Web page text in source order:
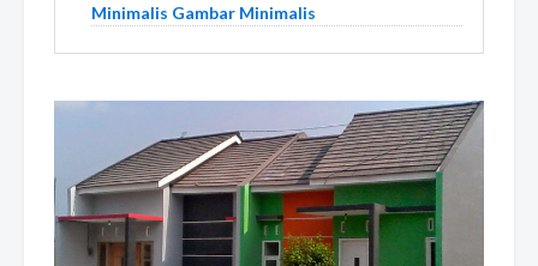
Minimalis Gambar Minimalis